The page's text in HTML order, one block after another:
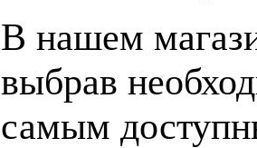
В нашем
выбрав
самым